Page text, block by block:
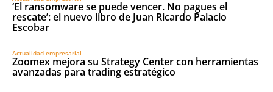
‘El ransomware se puede vencer. No pagues el
rescate’: el nuevo libro de Juan Ricardo Palacio
Escobar
Actualidad empresarial
Zoomex mejora su Strategy Center con herramientas
avanzadas para trading estratégico